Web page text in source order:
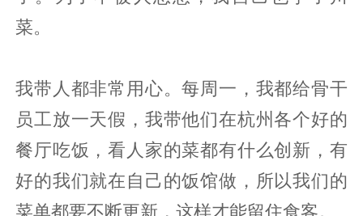
菜。
我带人都非常用心。每周一，我都给骨干
员工放一天假，我带他们在杭州各个好的
餐厅吃饭，看人家的菜都有什么创新，有
好的我们就在自己的饭馆做，所以我们的
菜单都要不断更新，这样才能留住食客。